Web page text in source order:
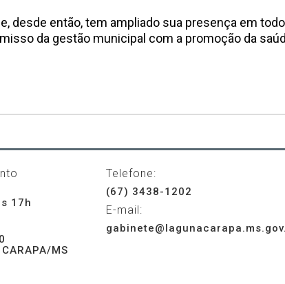
desde então, tem ampliado sua presença em
da gestão municipal com a promoção da
17h
MS
Telefone:
(67) 3438-1202
E-mail: